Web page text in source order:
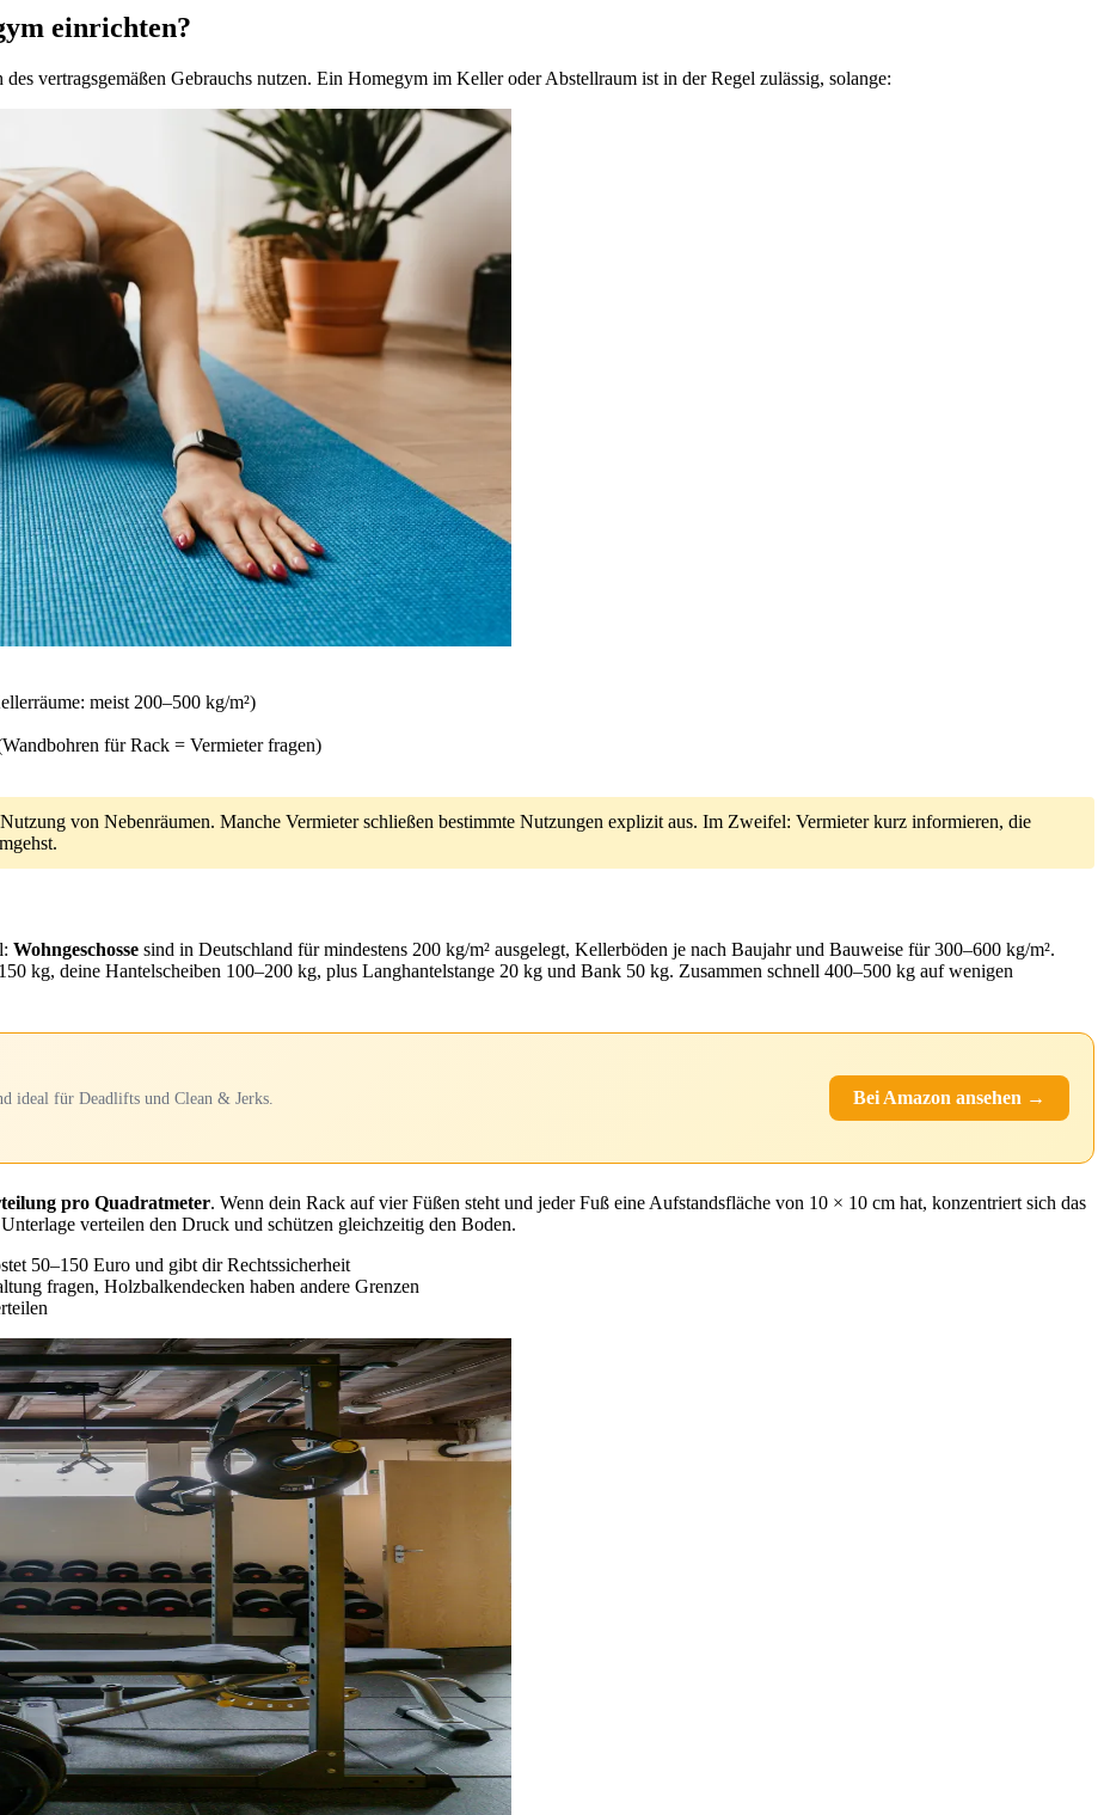
einrichten?
vertragsgemäßen Gebrauchs nutzen. Ein Homegym im Keller oder Abstellraum ist in der Regel zulässig, solange:
meist 200–500 kg/m²)
für Rack = Vermieter fragen)
von Nebenräumen. Manche Vermieter schließen bestimmte Nutzungen explizit aus. Im Zweifel: Vermieter kurz informieren, die
Wohngeschosse sind in Deutschland für mindestens 200 kg/m² ausgelegt, Kellerböden je nach Baujahr und Bauweise für 300–600 kg/m².
kg, deine Hantelscheiben 100–200 kg, plus Langhantelstange 20 kg und Bank 50 kg. Zusammen schnell 400–500 kg auf wenigen
ideal für Deadlifts und Clean & Jerks. Bei Amazon ansehen →
pro Quadratmeter. Wenn dein Rack auf vier Füßen steht und jeder Fuß eine Aufstandsfläche von 10 × 10 cm hat, konzentriert sich das
verteilen den Druck und schützen gleichzeitig den Boden.
50–150 Euro und gibt dir Rechtssicherheit
fragen, Holzbalkendecken haben andere Grenzen